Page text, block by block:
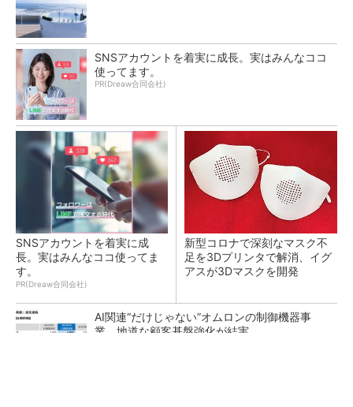
SNSアカウントを着実に成長。実はみんなココ
使ってます。
PR(Dreaw合同会社)
SNSアカウントを着実に成
長。実はみんなココ使ってま
す。
PR(Dreaw合同会社)
新型コロナで深刻なマスク不
足を3Dプリンタで解消、イグ
アスが3Dマスクを開発
AI関連“だけじゃない”オムロンの制御機器事
業、地道な顧客基盤強化が結実